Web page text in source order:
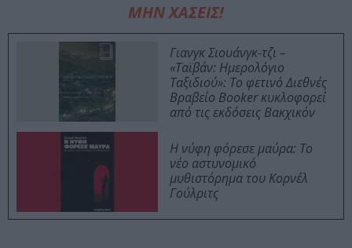
ΜΗΝ ΧΑΣΕΙΣ!
Γιανγκ Σιουάνγκ-τζι –
«Ταϊβάν: Ημερολόγιο
Ταξιδιού»: Το φετινό Διεθνές
Βραβείο Booker κυκλοφορεί
από τις εκδόσεις Βακχικόν
Η νύφη φόρεσε μαύρα: Το
νέο αστυνομικό
μυθιστόρημα του Κορνέλ
Γούλριτς